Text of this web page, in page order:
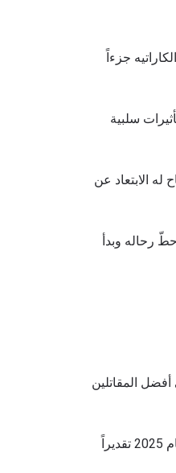
جزءاً
سلبية
له الابتعاد عن
رحاله وبدأ
المقاتلين
لعام 2025 تقديراً